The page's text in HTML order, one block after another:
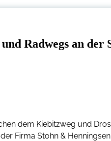
Radwegs an der
dem Kiebitzweg und
Firma Stohn &